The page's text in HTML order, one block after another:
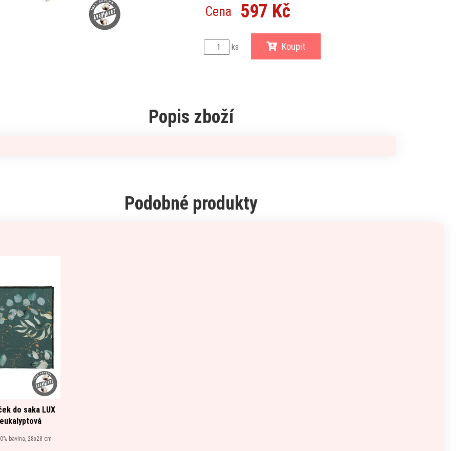
Cena 597 Kč
ks Koupit
Popis zboží
Podobné produkty
do saka LUX
bavlna, 28x28 cm